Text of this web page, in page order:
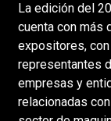
La edición del
cuenta con más
expositores, con
representantes
empresas y
relacionadas con